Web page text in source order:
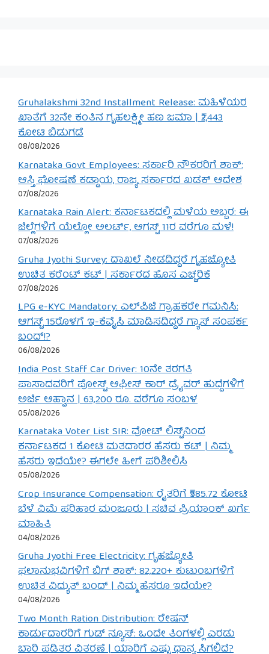
Gruhalakshmi 32nd Installment Release: ಮಹಿಳೆಯರ
ಖಾತೆಗೆ 32ನೇ ಕಂತಿನ ಗೃಹಲಕ್ಷ್ಮೀ ಹಣ ಜಮಾ | ₹2,443
ಕೋಟಿ ಬಿಡುಗಡೆ
08/08/2026
Karnataka Govt Employees: ಸರ್ಕಾರಿ ನೌಕರರಿಗೆ ಶಾಕ್:
ಆಸ್ತಿ ಘೋಷಣೆ ಕಡ್ಡಾಯ, ರಾಜ್ಯ ಸರ್ಕಾರದ ಖಡಕ್ ಆದೇಶ
07/08/2026
Karnataka Rain Alert: ಕರ್ನಾಟಕದಲ್ಲಿ ಮಳೆಯ ಅಬ್ಬರ: ಈ
ಜಿಲ್ಲೆಗಳಿಗೆ ಯೆಲ್ಲೋ ಅಲರ್ಟ್, ಆಗಸ್ಟ್ 11ರ ವರೆಗೂ ಮಳೆ!
07/08/2026
Gruha Jyothi Survey: ದಾಖಲೆ ನೀಡದಿದ್ದರೆ ಗೃಹಜ್ಯೋತಿ
ಉಚಿತ ಕರೆಂಟ್ ಕಟ್ | ಸರ್ಕಾರದ ಹೊಸ ಎಚ್ಚರಿಕೆ
07/08/2026
LPG e-KYC Mandatory: ಎಲ್‌ಪಿಜಿ ಗ್ರಾಹಕರೇ ಗಮನಿಸಿ:
ಆಗಸ್ಟ್ 15ರೊಳಗೆ ಇ-ಕೆವೈಸಿ ಮಾಡಿಸದಿದ್ದರೆ ಗ್ಯಾಸ್ ಸಂಪರ್ಕ
ಬಂದ್!?
06/08/2026
India Post Staff Car Driver: 10ನೇ ತರಗತಿ
ಪಾಸಾದವರಿಗೆ ಪೋಸ್ಟ್ ಆಫೀಸ್ ಕಾರ್ ಡ್ರೈವರ್ ಹುದ್ದೆಗಳಿಗೆ
ಅರ್ಜಿ ಆಹ್ವಾನ | 63,200 ರೂ. ವರೆಗೂ ಸಂಬಳ
05/08/2026
Karnataka Voter List SIR: ವೋಟ್ ಲಿಸ್ಟ್‌ನಿಂದ
ಕರ್ನಾಟಕದ 1 ಕೋಟಿ ಮತದಾರರ ಹೆಸರು ಕಟ್ | ನಿಮ್ಮ
ಹೆಸರು ಇದೆಯೇ? ಈಗಲೇ ಹೀಗೆ ಪರಿಶೀಲಿಸಿ
05/08/2026
Crop Insurance Compensation: ರೈತರಿಗೆ ₹585.72 ಕೋಟಿ
ಬೆಳೆ ವಿಮೆ ಪರಿಹಾರ ಮಂಜೂರು | ಸಚಿವ ಪ್ರಿಯಾಂಕ್ ಖರ್ಗೆ
ಮಾಹಿತಿ
04/08/2026
Gruha Jyothi Free Electricity: ಗೃಹಜ್ಯೋತಿ
ಫಲಾನುಭವಿಗಳಿಗೆ ಬಿಗ್ ಶಾಕ್: 82,220+ ಕುಟುಂಬಗಳಿಗೆ
ಉಚಿತ ವಿದ್ಯುತ್ ಬಂದ್ | ನಿಮ್ಮ ಹೆಸರೂ ಇದೆಯೇ?
04/08/2026
Two Month Ration Distribution: ರೇಷನ್
ಕಾರ್ಡುದಾರರಿಗೆ ಗುಡ್ ನ್ಯೂಸ್: ಒಂದೇ ತಿಂಗಳಲ್ಲಿ ಎರಡು
ಬಾರಿ ಪಡಿತರ ವಿತರಣೆ | ಯಾರಿಗೆ ಎಷ್ಟು ಧಾನ್ಯ ಸಿಗಲಿದೆ?